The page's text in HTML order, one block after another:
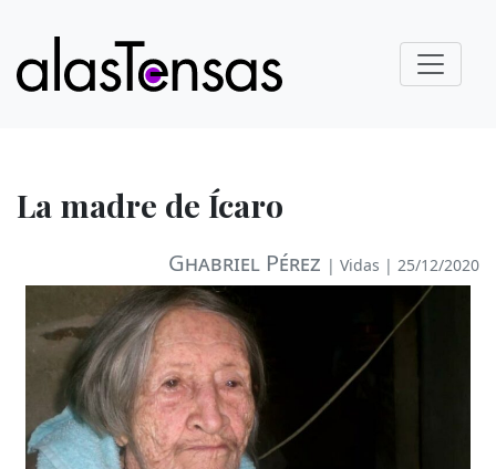
La madre de Ícaro
Ghabriel Pérez | Vidas | 25/12/2020